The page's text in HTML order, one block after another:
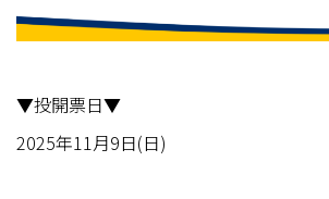
▼投開票日▼
2025年11月9日(日)